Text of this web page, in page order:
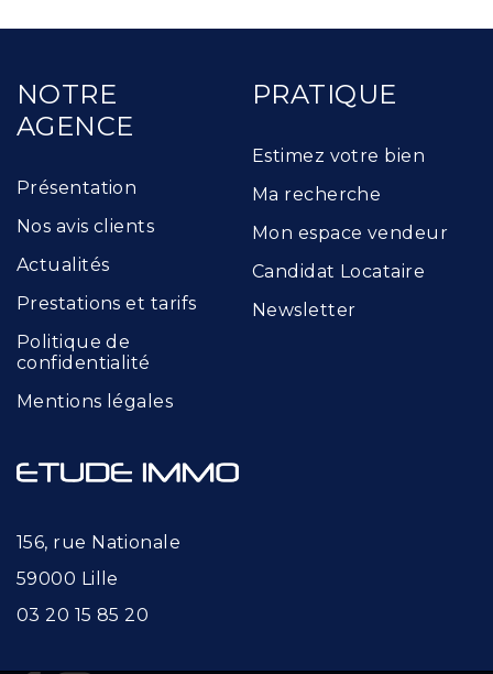
NOTRE
AGENCE
Présentation
Nos avis clients
Actualités
Prestations et tarifs
Politique de
confidentialité
Mentions légales
PRATIQUE
Estimez votre bien
Ma recherche
Mon espace vendeur
Candidat Locataire
Newsletter
156, rue Nationale
59000 Lille
03 20 15 85 20